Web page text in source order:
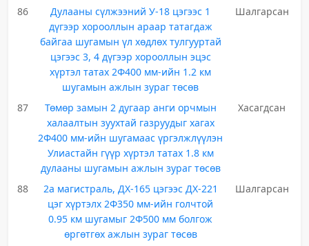
86
Дулааны сүлжээний У-18 цэгээс 1
дүгээр хорооллын араар татагдаж
байгаа шугамын үл хөдлөх тулгууртай
цэгээс 3, 4 дүгээр хорооллын эцэс
хүртэл татах 2Ф400 мм-ийн 1.2 км
шугамын ажлын зураг төсөв
Шалгарсан
87
Төмөр замын 2 дугаар анги орчмын
халаалтын зуухтай газруудыг хагах
2Ф400 мм-ийн шугамаас үргэлжлүүлэн
Улиастайн гүүр хүртэл татах 1.8 км
дулааны шугамын ажлын зураг төсөв
Хасагдсан
88
2а магистраль, ДХ-165 цэгээс ДХ-221
цэг хүртэлх 2Ф350 мм-ийн голчтой
0.95 км шугамыг 2Ф500 мм болгож
өргөтгөх ажлын зураг төсөв
Шалгарсан